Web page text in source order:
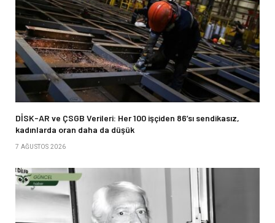
DİSK-AR ve ÇSGB Verileri: Her 100 işçiden 86’sı sendikasız,
kadınlarda oran daha da düşük
7 AĞUSTOS 2026